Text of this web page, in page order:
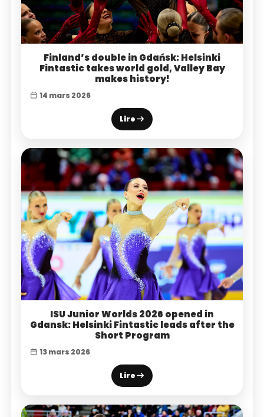
Finland’s double in Gdańsk: Helsinki
Fintastic takes world gold, Valley Bay
makes history!
14 mars 2026
Lire
ISU Junior Worlds 2026 opened in
Gdansk: Helsinki Fintastic leads after the
Short Program
13 mars 2026
Lire